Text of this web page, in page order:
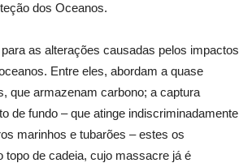
dos Oceanos.
as alterações causadas pelos impactos
Entre eles, abordam a quase
que armazenam carbono; a captura
de fundo – que atinge indiscriminadamente
marinhos e tubarões – estes os
topo de cadeia, cujo massacre já é